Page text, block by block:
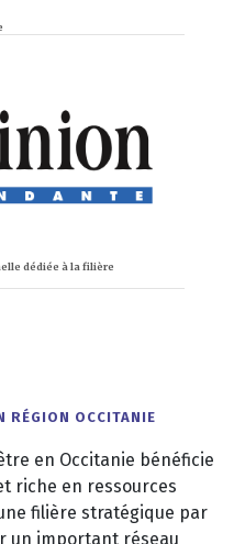
dédiée à la filière
RÉGION OCCITANIE
en Occitanie bénéficie
riche en ressources
filière stratégique par
un important réseau